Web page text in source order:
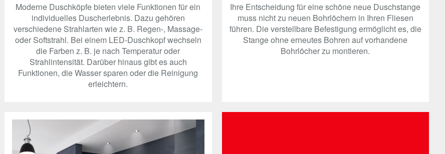
Moderne Duschköpfe bieten viele Funktionen für ein
individuelles Duscherlebnis. Dazu gehören
verschiedene Strahlarten wie z. B. Regen-, Massage-
oder Softstrahl. Bei einem LED-Duschkopf wechseln
die Farben z. B. je nach Temperatur oder
Strahlintensität. Darüber hinaus gibt es auch
Funktionen, die Wasser sparen oder die Reinigung
erleichtern.
Ihre Entscheidung für eine schöne neue Duschstange
muss nicht zu neuen Bohrlöchern in Ihren Fliesen
führen. Die verstellbare Befestigung ermöglicht es, die
Stange ohne erneutes Bohren auf vorhandene
Bohrlöcher zu montieren.